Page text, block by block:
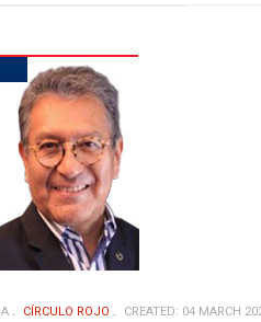
CÍRCULO ROJO CREATED: 04 MARCH